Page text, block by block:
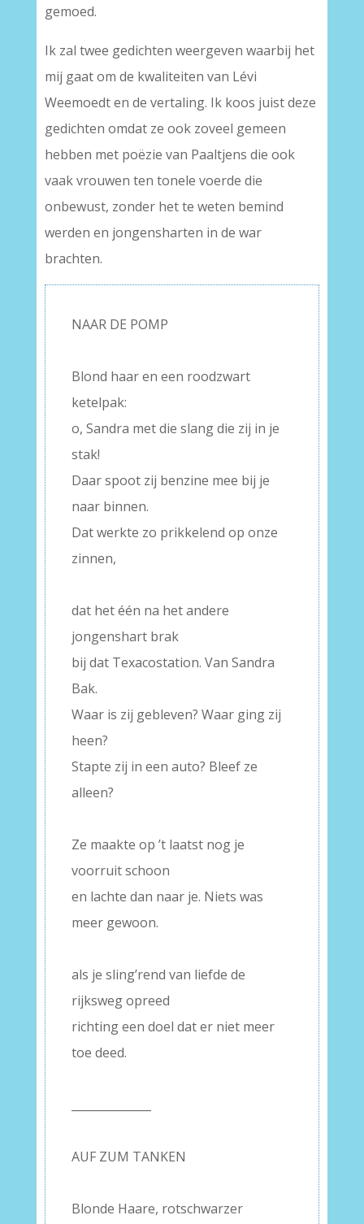
gemoed.
Ik zal twee gedichten weergeven waarbij het
mij gaat om de kwaliteiten van Lévi
Weemoedt en de vertaling. Ik koos juist deze
gedichten omdat ze ook zoveel gemeen
hebben met poëzie van Paaltjens die ook
vaak vrouwen ten tonele voerde die
onbewust, zonder het te weten bemind
werden en jongensharten in de war
brachten.
NAAR DE POMP
Blond haar en een roodzwart
ketelpak:
o, Sandra met die slang die zij in je
stak!
Daar spoot zij benzine mee bij je
naar binnen.
Dat werkte zo prikkelend op onze
zinnen,
dat het één na het andere
jongenshart brak
bij dat Texacostation. Van Sandra
Bak.
Waar is zij gebleven? Waar ging zij
heen?
Stapte zij in een auto? Bleef ze
alleen?
Ze maakte op ’t laatst nog je
voorruit schoon
en lachte dan naar je. Niets was
meer gewoon.
als je sling’rend van liefde de
rijksweg opreed
richting een doel dat er niet meer
toe deed.
AUF ZUM TANKEN
Blonde Haare, rotschwarzer